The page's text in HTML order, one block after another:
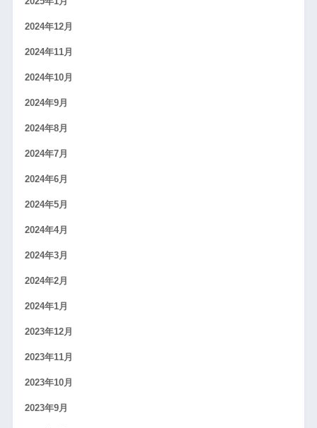
2024年12月
2024年11月
2024年10月
2024年9月
2024年8月
2024年7月
2024年6月
2024年5月
2024年4月
2024年3月
2024年2月
2024年1月
2023年12月
2023年11月
2023年10月
2023年9月